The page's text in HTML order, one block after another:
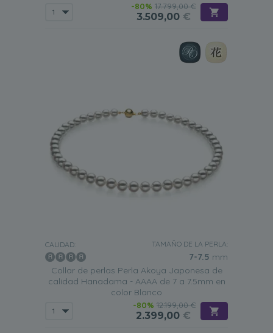
-80% 17.799,00 €
3.509,00 €
CALIDAD: TAMAÑO DE LA PERLA:
7-7.5 mm
Collar de perlas Perla Akoya Japonesa de
calidad Hanadama - AAAA de 7 a 7.5mm en
color Blanco
-80% 12.199,00 €
2.399,00 €